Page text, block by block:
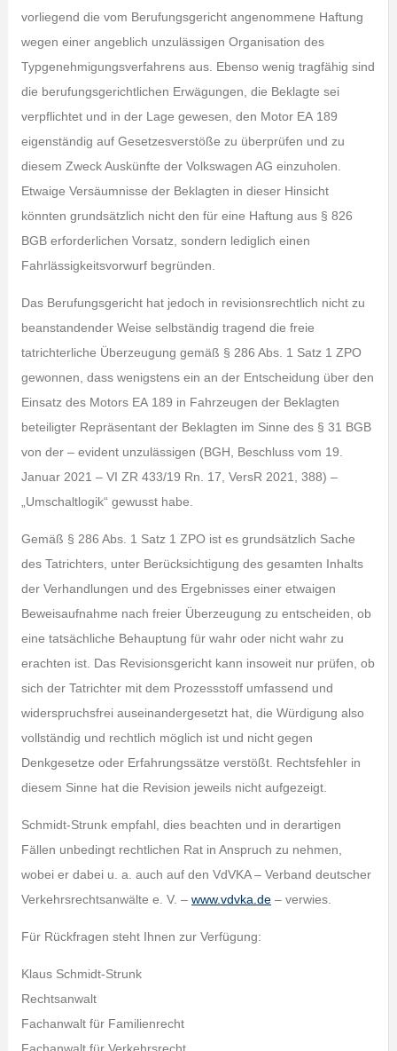
vorliegend die vom Berufungsgericht angenommene Haftung
wegen einer angeblich unzulässigen Organisation des
Typgenehmigungsverfahrens aus. Ebenso wenig tragfähig sind
die berufungsgerichtlichen Erwägungen, die Beklagte sei
verpflichtet und in der Lage gewesen, den Motor EA 189
eigenständig auf Gesetzesverstöße zu überprüfen und zu
diesem Zweck Auskünfte der Volkswagen AG einzuholen.
Etwaige Versäumnisse der Beklagten in dieser Hinsicht
könnten grundsätzlich nicht den für eine Haftung aus § 826
BGB erforderlichen Vorsatz, sondern lediglich einen
Fahrlässigkeitsvorwurf begründen.
Das Berufungsgericht hat jedoch in revisionsrechtlich nicht zu
beanstandender Weise selbständig tragend die freie
tatrichterliche Überzeugung gemäß § 286 Abs. 1 Satz 1 ZPO
gewonnen, dass wenigstens ein an der Entscheidung über den
Einsatz des Motors EA 189 in Fahrzeugen der Beklagten
beteiligter Repräsentant der Beklagten im Sinne des § 31 BGB
von der – evident unzulässigen (BGH, Beschluss vom 19.
Januar 2021 – VI ZR 433/19 Rn. 17, VersR 2021, 388) –
„Umschaltlogik“ gewusst habe.
Gemäß § 286 Abs. 1 Satz 1 ZPO ist es grundsätzlich Sache
des Tatrichters, unter Berücksichtigung des gesamten Inhalts
der Verhandlungen und des Ergebnisses einer etwaigen
Beweisaufnahme nach freier Überzeugung zu entscheiden, ob
eine tatsächliche Behauptung für wahr oder nicht wahr zu
erachten ist. Das Revisionsgericht kann insoweit nur prüfen, ob
sich der Tatrichter mit dem Prozessstoff umfassend und
widerspruchsfrei auseinandergesetzt hat, die Würdigung also
vollständig und rechtlich möglich ist und nicht gegen
Denkgesetze oder Erfahrungssätze verstößt. Rechtsfehler in
diesem Sinne hat die Revision jeweils nicht aufgezeigt.
Schmidt-Strunk empfahl, dies beachten und in derartigen
Fällen unbedingt rechtlichen Rat in Anspruch zu nehmen,
wobei er dabei u. a. auch auf den VdVKA – Verband deutscher
Verkehrsrechtsanwälte e. V. – www.vdvka.de– verwies.
Für Rückfragen steht Ihnen zur Verfügung:
Klaus Schmidt-Strunk
Rechtsanwalt
Fachanwalt für Familienrecht